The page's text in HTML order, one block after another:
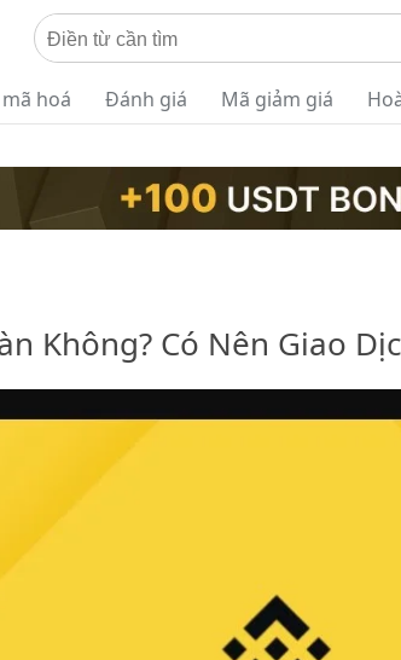
hoá Đánh giá Mã giảm giá
Không? Có Nên Giao